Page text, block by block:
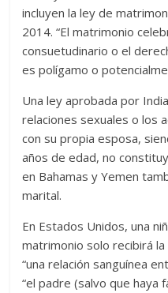
incluyen la ley de
2014. “El matrimonio
consuetudinario o el
es polígamo o
Una ley aprobada por
relaciones sexuales o los
con su propia esposa,
años de edad, no
en Bahamas y Yemen
marital.
En Estados Unidos, una
matrimonio solo recibirá
“una relación sanguínea
“el padre (salvo que haya